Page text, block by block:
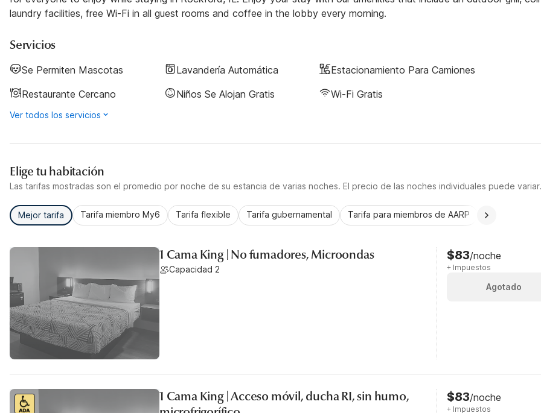
laundry facilities, free Wi-Fi in all guest rooms and coffee in the lobby every morning.
Servicios
Se Permiten Mascotas Lavandería Automática
Estacionamiento Para Camiones
Restaurante Cercano
Niños Se Alojan Gratis Wi-Fi Gratis
Ver todos los servicios
Elige tu habitación
Las tarifas mostradas son el promedio por noche de su estancia de varias noches. El precio de las noches individuales puede variar.
Mejor tarifa Tarifa miembro My6 Tarifa flexible Tarifa gubernamental Tarifa para miembros de AARP
1 Cama King | No fumadores, Microondas
Capacidad 2
$83/noche
+ Impuestos
Agotado
1 Cama King | Acceso móvil, ducha RI, sin humo,
$83/noche
+ Impuestos